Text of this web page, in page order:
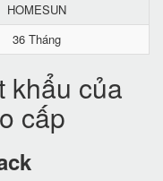
HOMESUN
36 Tháng
khẩu của
cấp